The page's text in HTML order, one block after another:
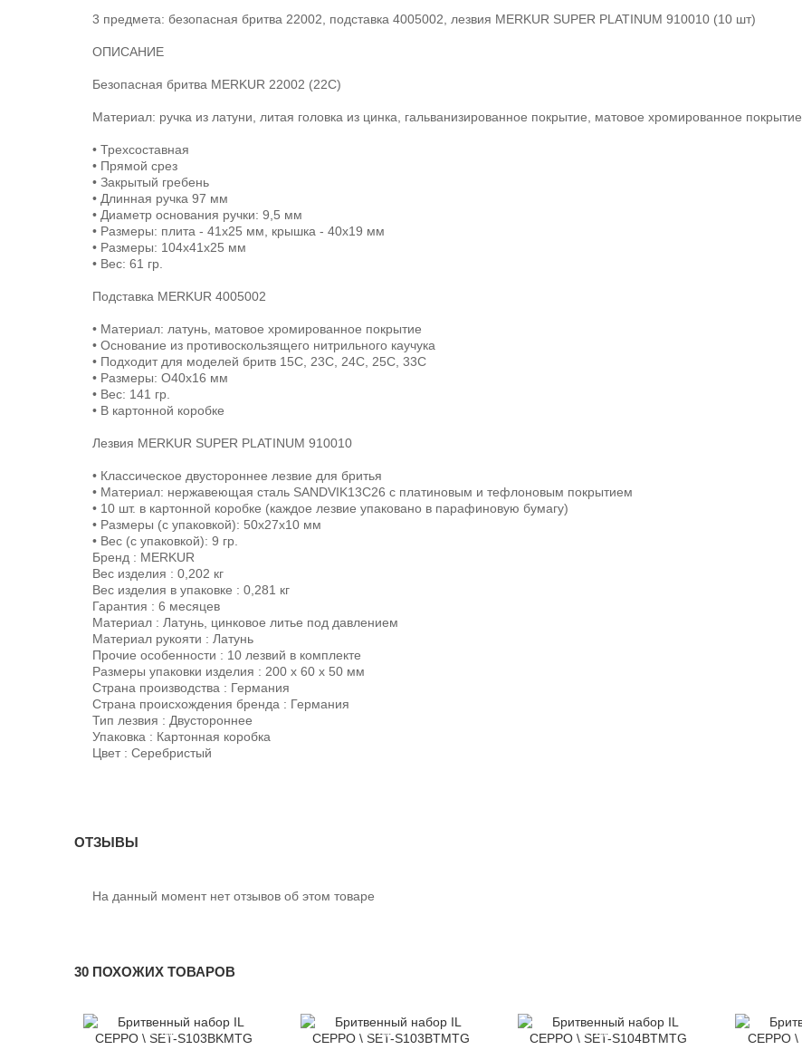
3 предмета: безопасная бритва 22002, подставка 4005002, лезвия MERKUR SUPER PLATINUM 910010 (10 шт)
ОПИСАНИЕ
Безопасная бритва MERKUR 22002 (22С)
Материал: ручка из латуни, литая головка из цинка, гальванизированное покрытие, матовое хромированное покрытие.
• Трехсоставная
• Прямой срез
• Закрытый гребень
• Длинная ручка 97 мм
• Диаметр основания ручки: 9,5 мм
• Размеры: плита - 41х25 мм, крышка - 40х19 мм
• Размеры: 104x41x25 мм
• Вес: 61 гр.
Подставка MERKUR 4005002
• Материал: латунь, матовое хромированное покрытие
• Основание из противоскользящего нитрильного каучука
• Подходит для моделей бритв 15C, 23C, 24C, 25C, 33C
• Размеры: O40х16 мм
• Вес: 141 гр.
• В картонной коробке
Лезвия MERKUR SUPER PLATINUM 910010
• Классическое двустороннее лезвие для бритья
• Материал: нержавеющая сталь SANDVIK13C26 с платиновым и тефлоновым покрытием
• 10 шт. в картонной коробке (каждое лезвие упаковано в парафиновую бумагу)
• Размеры (с упаковкой): 50х27х10 мм
• Вес (с упаковкой): 9 гр.
Бренд : MERKUR
Вес изделия : 0,202 кг
Вес изделия в упаковке : 0,281 кг
Гарантия : 6 месяцев
Материал : Латунь, цинковое литье под давлением
Материал рукояти : Латунь
Прочие особенности : 10 лезвий в комплекте
Размеры упаковки изделия : 200 х 60 х 50 мм
Страна производства : Германия
Страна происхождения бренда : Германия
Тип лезвия : Двустороннее
Упаковка : Картонная коробка
Цвет : Серебристый
ОТЗЫВЫ
На данный момент нет отзывов об этом товаре
30 ПОХОЖИХ ТОВАРОВ
-12% -12% -12%